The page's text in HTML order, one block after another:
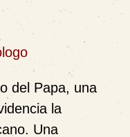
del Papa, una
la
Una